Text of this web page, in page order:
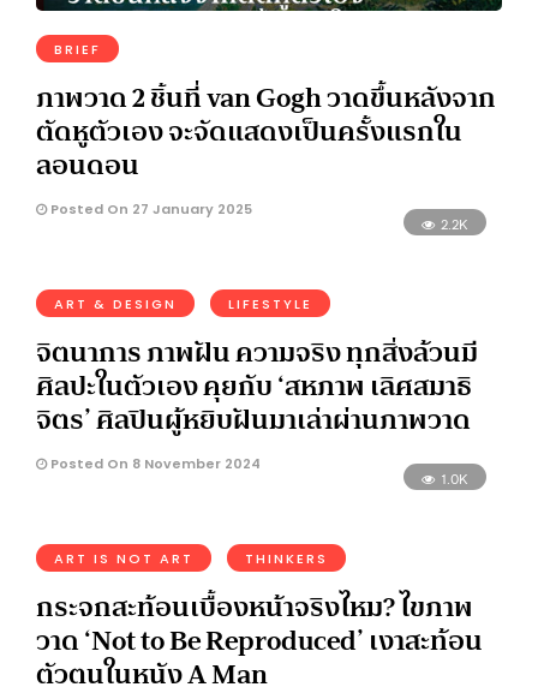
BRIEF
ภาพวาด 2 ชิ้นที่ van Gogh วาดขึ้นหลังจาก
ตัดหูตัวเอง จะจัดแสดงเป็นครั้งแรกใน
ลอนดอน
Posted On 27 January 2025
2.2K
ART & DESIGN LIFESTYLE
จิตนาการ ภาพฝัน ความจริง ทุกสิ่งล้วนมี
ศิลปะในตัวเอง คุยกับ ‘สหภาพ เลิศสมาธิ
จิตร’ ศิลปินผู้หยิบฝันมาเล่าผ่านภาพวาด
Posted On 8 November 2024
1.0K
ART IS NOT ART THINKERS
กระจกสะท้อนเบื้องหน้าจริงไหม? ไขภาพ
วาด ‘Not to Be Reproduced’ เงาสะท้อน
ตัวตนในหนัง A Man